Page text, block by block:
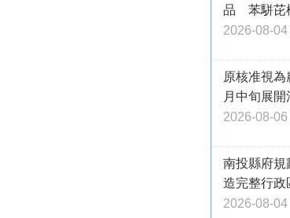
品 苯駢芘
2026-08-04
原核准視
月中旬展開
2026-08-06
南投縣府
造完整行政
2026-08-04